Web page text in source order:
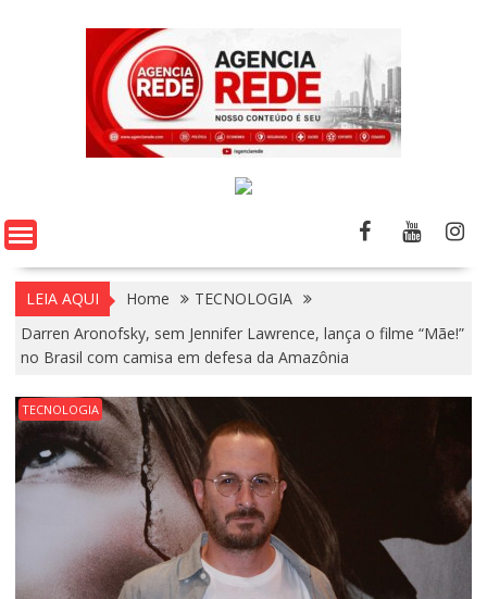
LEIA AQUI Home
TECNOLOGIA
Darren Aronofsky, sem Jennifer Lawrence, lança o filme “Mãe!”
no Brasil com camisa em defesa da Amazônia
TECNOLOGIA